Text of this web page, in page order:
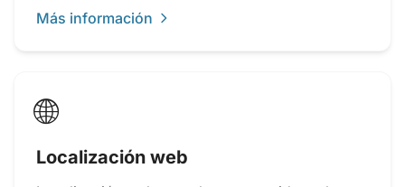
Más información
🌐
Localización web